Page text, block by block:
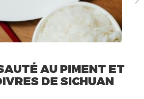
AU PIMENT ET
DE SICHUAN